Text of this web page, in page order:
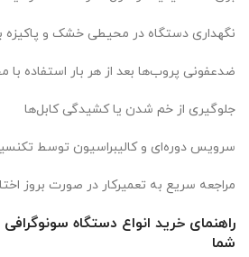
نگهداری دستگاه در محیطی خشک و پاکیزه
ضدعفونی پروب‌ها بعد از هر بار استفاده
جلوگیری از خم شدن یا کشیدگی کابل‌ها
سرویس دوره‌ای و کالیبراسیون توسط
مراجعه سریع به تعمیرکار در صورت بروز
راهنمای خرید انواع دستگاه
شما